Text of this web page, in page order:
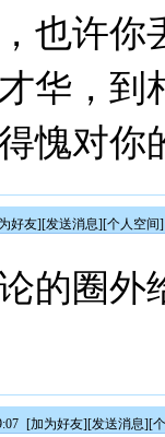
也许你
华，
愧对你
好友][发送消息][个人空间]
的圈
[加为好友][发送消息][